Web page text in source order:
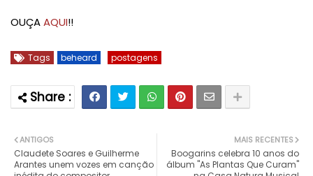
OUÇAAQUI!!
Tags beheard postagens
MAIS RECENTES
Boogarins celebra 10 anos do
álbum "As Plantas Que Curam"
ANTIGOS
Claudete Soares e Guilherme
Arantes unem vozes em canção